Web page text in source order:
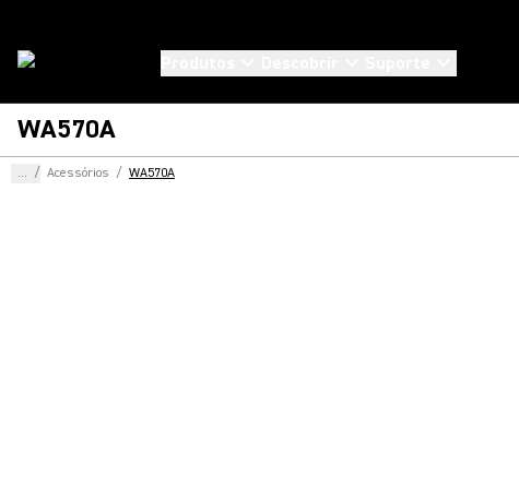
WA570A
... / Acessórios / WA570A